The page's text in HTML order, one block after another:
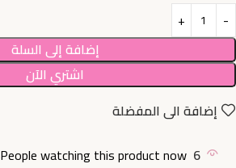
إضافة إلى السلة
اشتري الآن
إضافة الى المفضلة
6
People watching this product now!